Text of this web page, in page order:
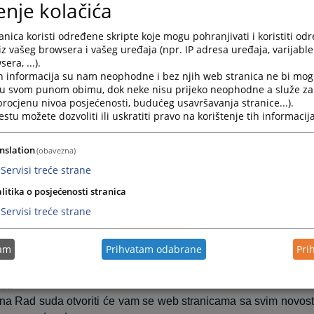
se sastoji od šest grupa informacija. Raspoređene
obuhvata najaktuelnije informacije vezane za
su informacije o aktivnostima koje su se već desile.
Riječ predsjednika sadrži pozdravnu riječ
i želje za što boljom međusobnom komunikacijom.
događaja predstavlja najavu budućih događanja
događanja.
postavljana pitanja prikazuje pitanja i odgovore koji su
su za rad suda ili druge aktivnosti vezane za sam sud.
suđenja prikazuje detaljne informacije o suđenjima
period.
Vijesti iz pravosuđa obuhvata informacije koje su vezane
svih grupa starije novosti i informacije osim onih koje su
Klikom na riječ “više” prebaciti će vas arhivu aktuelnosti ili
Rad suda otvoriti će vam se web stranicama sa svim
kolačića
koristi određene skripte koje mogu pohranjivati i koristiti
vašeg browsera i vašeg uređaja (npr. IP adresa uređaja,
...).
informacija su nam neophodne i bez njih web stranica ne bi
svom punom obimu, dok neke nisu prijeko neophodne a služe
nivoa posjećenosti, budućeg usavršavanja stranice...).
možete dozvoliti ili uskratiti pravo na korištenje tih
(obavezna)
Servisi treće strane
o posjećenosti stranica
Servisi treće strane
Prihvatam odabrane